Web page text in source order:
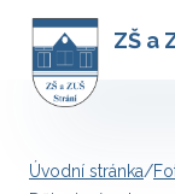
ZŠ a
Úvodní stránka/